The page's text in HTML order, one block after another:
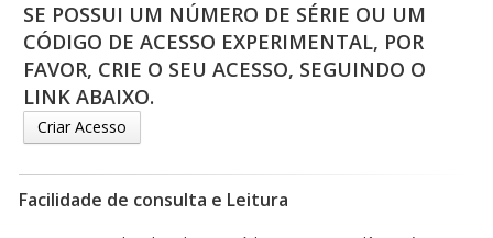
SE POSSUI UM NÚMERO DE SÉRIE OU UM
CÓDIGO DE ACESSO EXPERIMENTAL, POR
FAVOR, CRIE O SEU ACESSO, SEGUINDO O
LINK ABAIXO.
Criar Acesso
Facilidade de consulta e Leitura